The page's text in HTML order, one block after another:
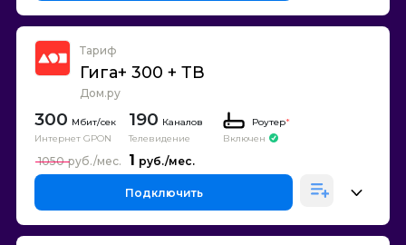
Тариф
Гига+ 300 + ТВ
Дом.ру
300
Интернет GPON
190 Каналов
Телевидение
Роутер*
Включен
1
1050
Подключить